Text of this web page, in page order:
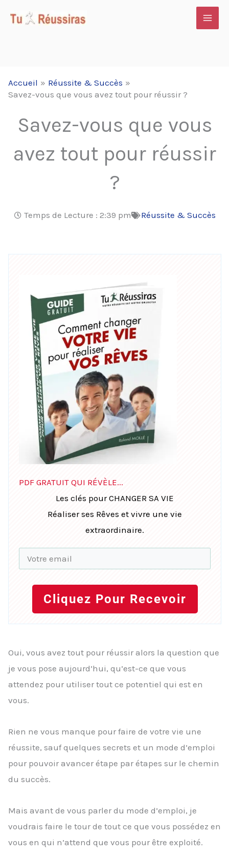
Accueil
Réussite & Succès
Savez-vous que vous avez tout pour réussir ?
Savez-vous que vous
avez tout pour réussir
?
Temps de Lecture : 2:39 pm Réussite & Succès
PDF GRATUIT QUI RÉVÈLE...
Les clés pour CHANGER SA VIE
Réaliser ses Rêves et vivre une vie
extraordinaire.
Cliquez Pour Recevoir
Oui, vous avez tout pour réussir alors la question que
je vous pose aujourd’hui, qu’est-ce que vous
attendez pour utiliser tout ce potentiel qui est en
vous.
Rien ne vous manque pour faire de votre vie une
réussite, sauf quelques secrets et un mode d’emploi
pour pouvoir avancer étape par étapes sur le chemin
du succès.
Mais avant de vous parler du mode d’emploi, je
voudrais faire le tour de tout ce que vous possédez en
vous en qui n’attend que vous pour être exploité.